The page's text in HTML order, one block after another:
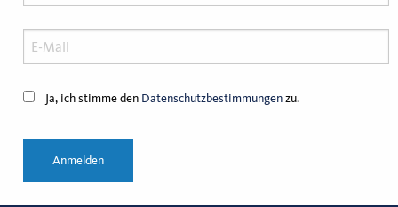
Ja, ich stimme den Datenschutzbestimmungenzu.
Anmelden